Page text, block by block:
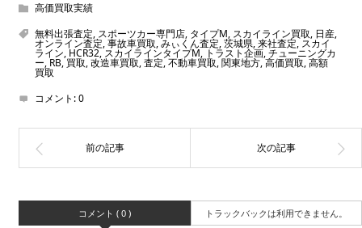
高価買取実績
無料出張査定, スポーツカー専門店, タイプM, スカイライン買取, 日産,
オンライン査定,事故車買取,みぃくん査定,茨城県,来社査定,スカイ
ライン,HCR32,スカイラインタイプM, トラスト企画,チューニングカ
ー,RB,買取,改造車買取,査定,不動車買取,関東地方,高価買取,高額
買取
コメント:0
コメント ( 0 ) トラックバックは利用できません。